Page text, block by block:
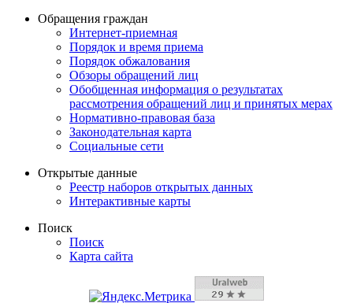
Обращения граждан
Интернет-приемная
Порядок и время приема
Порядок обжалования
Обзоры обращений лиц
Обобщенная информация о результатах
рассмотрения обращений лиц и принятых мерах
Нормативно-правовая база
Законодательная карта
Социальные сети
Открытые данные
Реестр наборов открытых данных
Интерактивные карты
Поиск
Поиск
Карта сайта